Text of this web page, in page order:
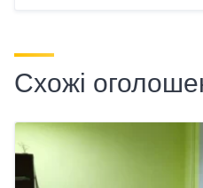
Схожі